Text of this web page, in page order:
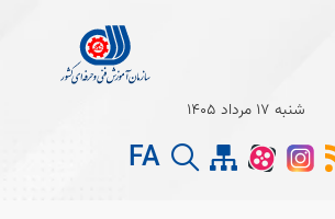
شنبه 17 مرداد 1405
FA